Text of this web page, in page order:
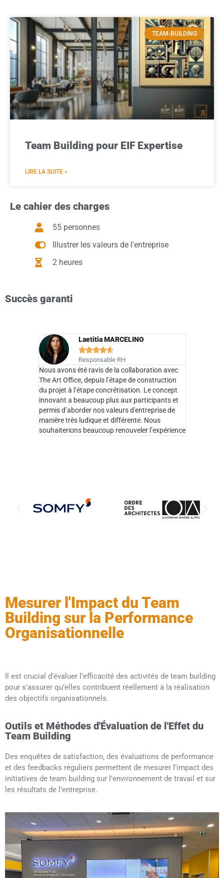
TEAM-BUILDING
Team Building pour EIF Expertise
LIRE LA SUITE »
Le cahier des charges
55 personnes
Illustrer les valeurs de l'entreprise
2 heures
Succès garanti
Laetitia MARCELINO

Responsable RH
Nous avons été ravis de la collaboration avec
The Art Office, depuis l’étape de construction
du projet à l’étape concrétisation. Le concept
innovant a beaucoup plus aux participants et
permis d’aborder nos valeurs d'entreprise de
manière très ludique et différente. Nous
souhaiterions beaucoup renouveler l’expérience
Mesurer l'Impact du Team
Building sur la Performance
Organisationnelle
Il est crucial d’évaluer l’efficacité des activités de team building
pour s’assurer qu’elles contribuent réellement à la réalisation
des objectifs organisationnels.
Outils et Méthodes d'Évaluation de l'Effet du
Team Building
Des enquêtes de satisfaction, des évaluations de performance
et des feedbacks réguliers permettent de mesurer l’impact des
initiatives de team building sur l’environnement de travail et sur
les résultats de l’entreprise.